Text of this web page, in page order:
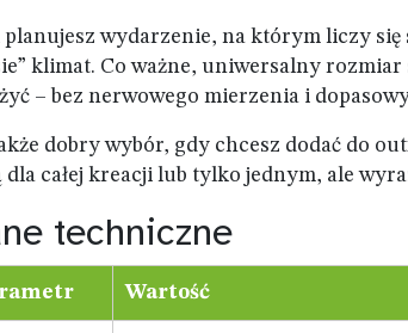
planujesz wydarzenie, na którym liczy
klimat. Co ważne, uniwersalny rozmiar
– bez nerwowego mierzenia i
dobry wybór, gdy chcesz dodać do
dla całej kreacji lub tylko jednym, ale
techniczne
Wartość